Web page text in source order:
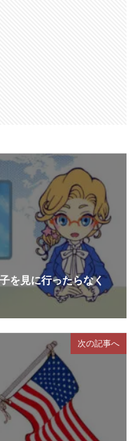
を見に行ったらなく
次の記事へ